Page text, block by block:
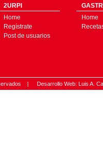
2URPI
Home
Regístrate
Post de usuarios
Home
| Desarrollo Web: Luis